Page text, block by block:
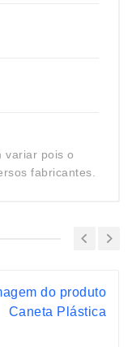
variar pois o
fabricantes.